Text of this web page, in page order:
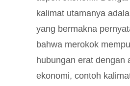
kalimat utamanya
yang bermakna
bahwa merokok
hubungan erat dengan
ekonomi, contoh